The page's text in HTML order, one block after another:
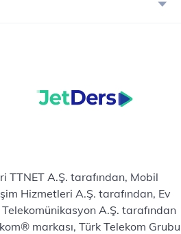
TTNET A.Ş. tarafından, Mobil
Hizmetleri A.Ş. tarafından, Ev
A.Ş. tarafından
markası, Türk Telekom Grubu